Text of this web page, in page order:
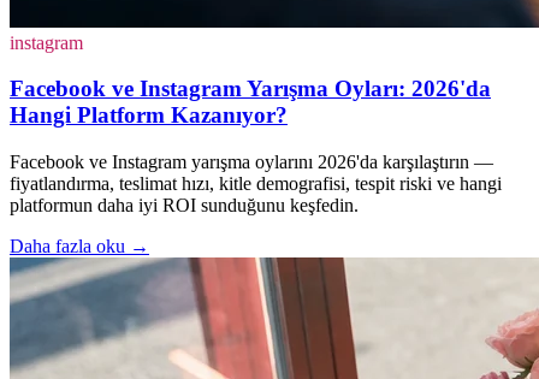
instagram
Facebook ve Instagram Yarışma Oyları: 2026'da
Hangi Platform Kazanıyor?
Facebook ve Instagram yarışma oylarını 2026'da karşılaştırın —
fiyatlandırma, teslimat hızı, kitle demografisi, tespit riski ve hangi
platformun daha iyi ROI sunduğunu keşfedin.
Daha fazla oku →